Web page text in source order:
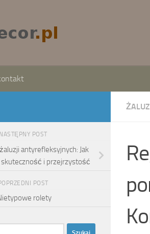
NASTĘPNY POST
antyrefleksyjnych: Jak
skuteczność i przejrzystość
POST
rolety